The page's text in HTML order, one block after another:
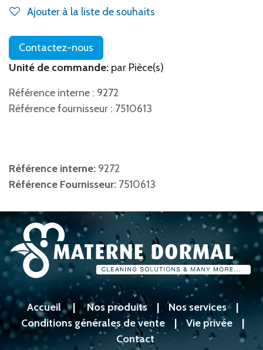
Ajouter à la liste de souhaits
Contactez-nous
Unité de commande: par Pièce(s)
Référence interne : 9272
Référence fournisseur : 7510613
Référence interne: 9272
Référence Fournisseur: 7510613
Accueil|Nos produits|Nos services|
Conditions générales de vente | Vie privée |
Contact